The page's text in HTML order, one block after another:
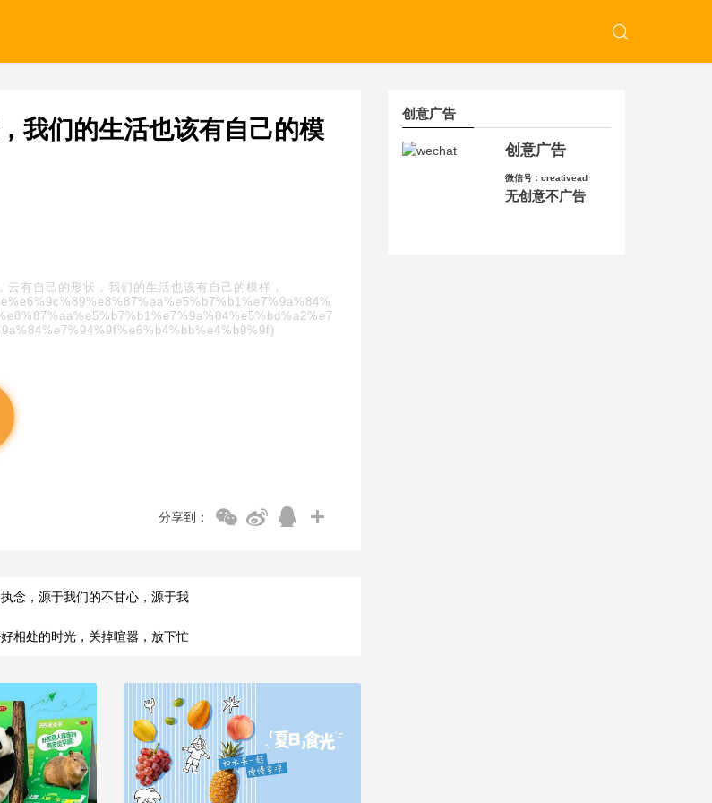
我们的生活也该有自己的模
云有自己的形状，我们的生活也该有自己的模样，
分享到：
念，源于我们的不甘心，源于我
相处的时光，关掉喧嚣，放下忙
创意广告
创意广告
微信号：creativead
无创意不广告